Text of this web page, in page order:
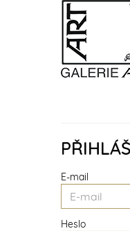
E-mail
Heslo